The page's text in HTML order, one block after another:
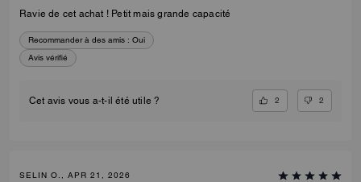
Ravie de cet achat ! Petit mais grande capacité
Recommander à des amis : Oui
Avis vérifié
Cet avis vous a-t-il été utile ? 2 2
SELIN O., APR 21, 2026